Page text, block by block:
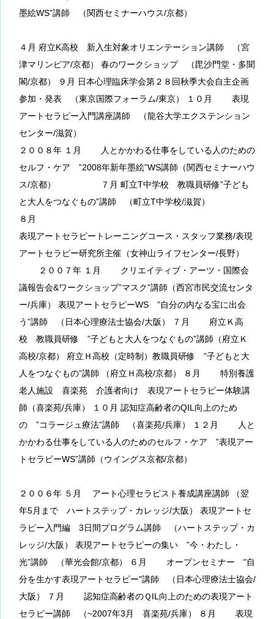
墨絵WS”講師 （関西セミナーハウス/京都）
４月 府立K高校 新入生対象オリエンテーション講師 （宮
津マリンピア/京都） 春のワークショップ （毘沙門堂・多聞
閣/京都） ９月 日本心理臨床学会第２８回秋季大会自主企画
参加・発表 （東京国際フォーラム/東京） １０月 表現
アートセラピー入門講座講師 （龍谷大学エクステンション
センター/滋賀）
２００８年 １月 人とかかわる仕事をしている人のための
セルフ・ケア ”2008年新年墨絵”WS講師（関西セミナーハウ
ス/京都） ７月 町立T中学校 教職員研修”子ども
と大人をつなぐもの”講師 （町立T中学校/滋賀）
８月
表現アートセラピートレーニングコース・スタッフ業務/表現
アートセラピー研究所主催（女神山ライフセンター/長野）
２００７年 １月 クリエイティブ・アーツ・国際会
議報告会&ワークショップ”マスク”講師（西宮市民交流センタ
ー/兵庫） 表現アートセラピーWS ”自分の内なる宝に出会
う”講師 （日本心理療法士協会/大阪） ７月 府立Ｋ高
校 教職員研修 ”子どもと大人をつなぐもの”講師（府立Ｋ
高校/京都） 府立Ｈ高校（定時制）教職員研修 ”子どもと大
人をつなぐもの”講師 （府立Ｈ高校/京都） ８月 特別養護
老人施設 喜楽苑 介護者向け 表現アートセラピー体験講
師（喜楽苑/兵庫） １０月 認知症高齢者のQIL向上のため
の ”コラージュ療法”講師 （喜楽苑/兵庫） １２月 人と
かかわる仕事をしている人のためのセルフ・ケア ”表現アー
トセラピーWS”講師（ウイングス京都/京都）
２００６年 ５月 アート心理セラピスト養成講座講師 （翌
年5月まで ハートステップ・カレッジ/大阪） 表現アートセ
ラピー入門編 3日間プログラム講師 （ハートステップ・カ
レッジ/大阪） 表現アートセラピーの集い ”今・わたし・
光”講師 （華光会館/京都） ６月 オープンセミナー "自
分を生かす表現アートセラピー"講師 （日本心理療法士協会/
大阪） ７月 認知症高齢者のＱIL向上のための表現アート
セラピー講師 （~2007年3月 喜楽苑/兵庫） ８月 表現